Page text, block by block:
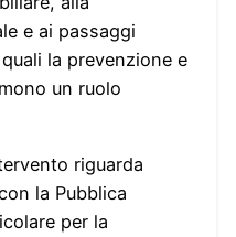
e ai passaggi
la prevenzione e
un ruolo
riguarda
la Pubblica
per la